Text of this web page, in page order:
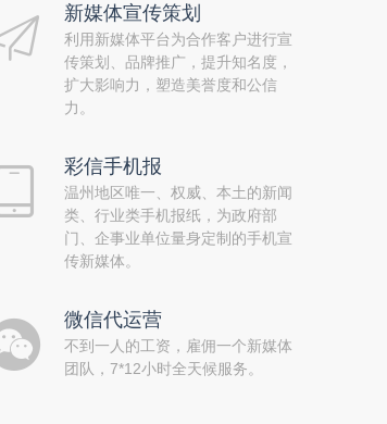
新媒体宣传策划
利用新媒体平台为合作客户进行宣
传策划、品牌推广，提升知名度，
扩大影响力，塑造美誉度和公信
力。
彩信手机报
温州地区唯一、权威、本土的新闻
类、行业类手机报纸，为政府部
门、企事业单位量身定制的手机宣
传新媒体。
微信代运营
不到一人的工资，雇佣一个新媒体
团队，7*12小时全天候服务。